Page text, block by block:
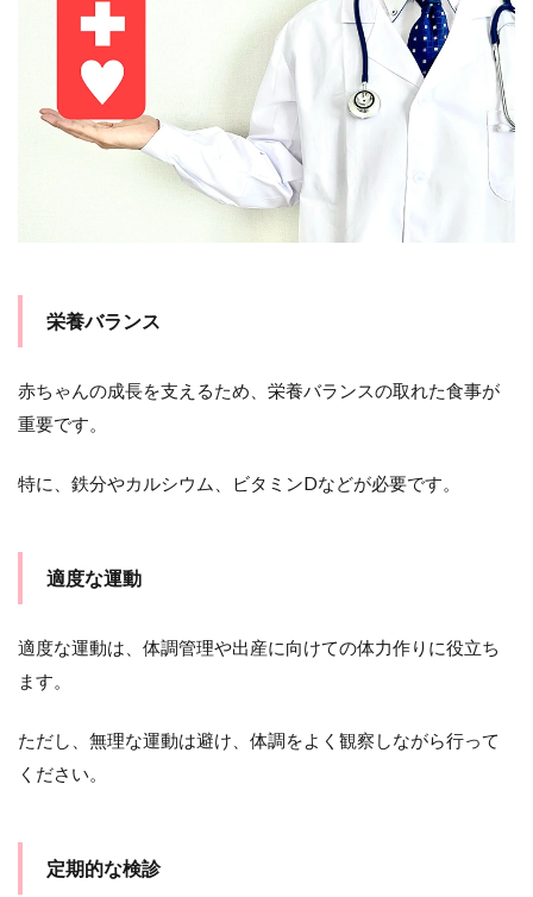
栄養バランス
赤ちゃんの成長を支えるため、栄養バランスの取れた食事が
重要です。
特に、鉄分やカルシウム、ビタミンDなどが必要です。
適度な運動
適度な運動は、体調管理や出産に向けての体力作りに役立ち
ます。
ただし、無理な運動は避け、体調をよく観察しながら行って
ください。
定期的な検診